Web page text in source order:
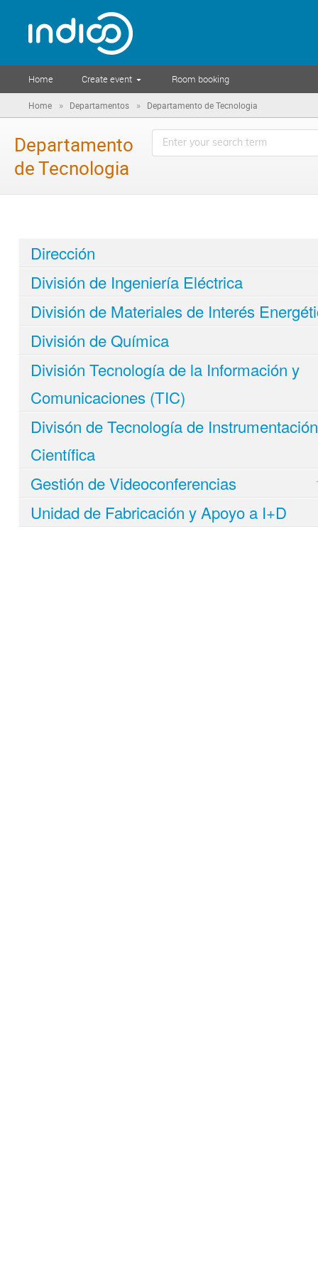
Home Create event Room booking
Home » Departamentos » Departamento de Tecnologia
Departamento
de Tecnologia
Dirección
División de Ingeniería Eléctrica
División de Materiales de Interés
División de Química
División Tecnología de la Información y
Comunicaciones (TIC)
Divisón de Tecnología de Instrumentación
Científica
Gestión de Videoconferencias
Unidad de Fabricación y Apoyo a I+D